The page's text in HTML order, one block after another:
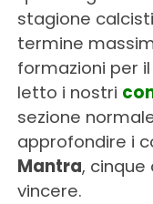
stagione
termine
formazioni per il
letto i nostri
sezione
approfondire i
Mantra,
vincere.